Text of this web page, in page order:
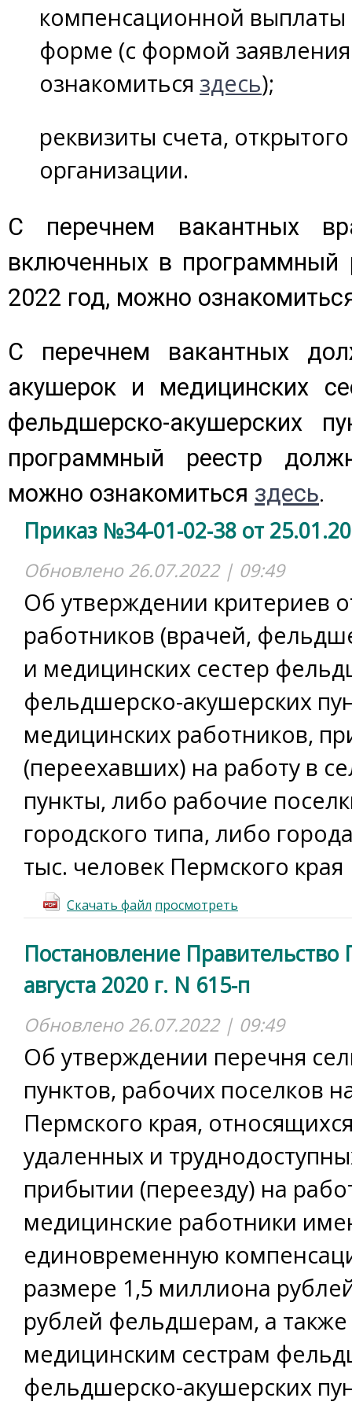
компенсационной
форме (с формой
ознакомиться здесь);
реквизиты счета,
организации.
С перечнем вакантных
включенных в программный
2022 год, можно
С перечнем вакантных
акушерок и медицинских
фельдшерско-акушерских
программный реестр
можно ознакомиться здесь.
Приказ №34-01-02-38 от
Обновлено 26.07.2022 | 09:49
Об утверждении критериев
работников (врачей,
и медицинских сестер
фельдшерско-акушерских
медицинских работников,
(переехавших) на работу в
пункты, либо рабочие
городского типа, либо
тыс. человек Пермского края
Скачать файл просмотреть
Постановление Правительство
августа 2020 г. N 615-п
Обновлено 26.07.2022 | 09:49
Об утверждении перечня
пунктов, рабочих поселков
Пермского края,
удаленных и
прибытии (переезду) на
медицинские работники
единовременную
размере 1,5 миллиона
рублей фельдшерам, а
медицинским сестрам
фельдшерско-акушерских